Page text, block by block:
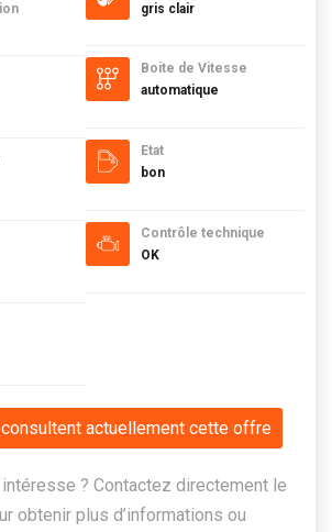
gris clair
Boite de Vitesse
automatique
Etat
bon
Contrôle technique
OK
actuellement cette offre
? Contactez directement le
obtenir plus d’informations ou